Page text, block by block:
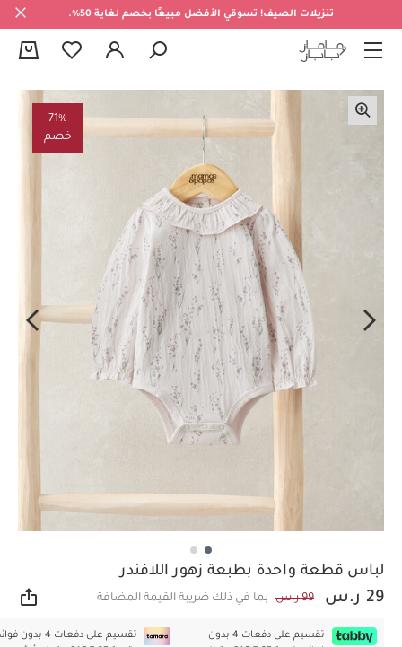
تنزيلات الصيف! تسوقي الأفضل مبيعًا بخصم لغاية 50%.
71%
خصم
لباس قطعة واحدة بطبعة زهور اللافندر
29 ر.س 99 ر.س بما في ذلك ضريبة القيمة المضافة
تقسيم على دفعات 4 بدون
تقسيم على دفعات 4 بدون